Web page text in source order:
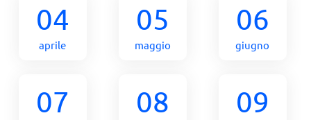
04
aprile
05
maggio
06
giugno
07 08 09